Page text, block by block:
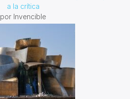
a la crítica
por Invencible